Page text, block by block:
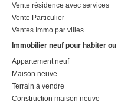
Vente résidence avec services
Vente Particulier
Ventes Immo par villes
Immobilier neuf pour habiter
Appartement neuf
Maison neuve
Terrain à vendre
Construction maison neuve